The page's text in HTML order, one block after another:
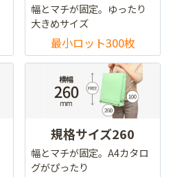
幅とマチが固定。ゆったり
大きめサイズ
最小ロット300枚
規格サイズ260
幅とマチが固定。A4カタロ
グがぴったり